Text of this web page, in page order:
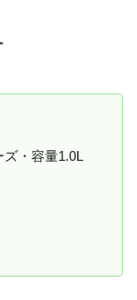
ズ・容量1.0L